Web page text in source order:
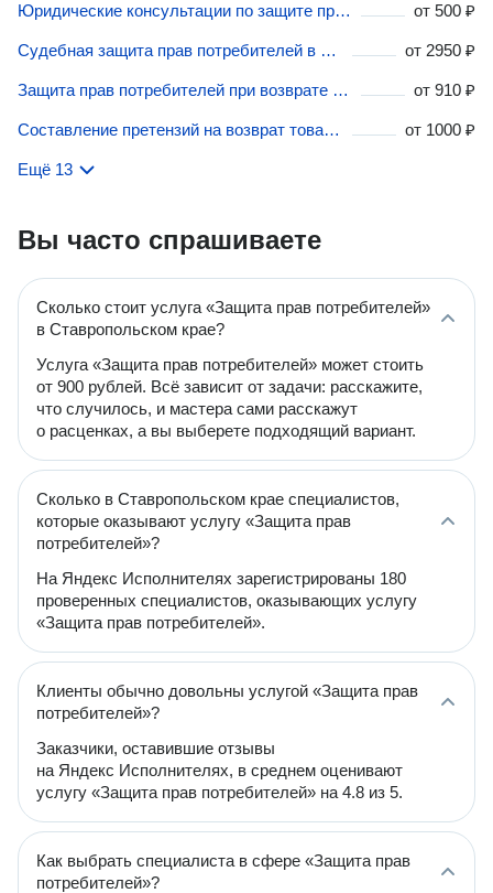
Юридические консультации по защите прав потребителей в Ставропольском крае от 500 ₽
Судебная защита прав потребителей в Ставропольском крае от 2950 ₽
Защита прав потребителей при возврате некачественных товаров в Ставропольском крае от 910 ₽
Составление претензий на возврат товаров в Ставропольском крае от 1000 ₽
Ещё 13
Вы часто спрашиваете
Сколько стоит услуга «Защита прав потребителей»
в Ставропольском крае?
Услуга «Защита прав потребителей» может стоить
от 900 рублей. Всё зависит от задачи: расскажите,
что случилось, и мастера сами расскажут
о расценках, а вы выберете подходящий вариант.
Сколько в Ставропольском крае специалистов,
которые оказывают услугу «Защита прав
потребителей»?
На Яндекс Исполнителях зарегистрированы 180
проверенных специалистов, оказывающих услугу
«Защита прав потребителей».
Клиенты обычно довольны услугой «Защита прав
потребителей»?
Заказчики, оставившие отзывы
на Яндекс Исполнителях, в среднем оценивают
услугу «Защита прав потребителей» на 4.8 из 5.
Как выбрать специалиста в сфере «Защита прав
потребителей»?